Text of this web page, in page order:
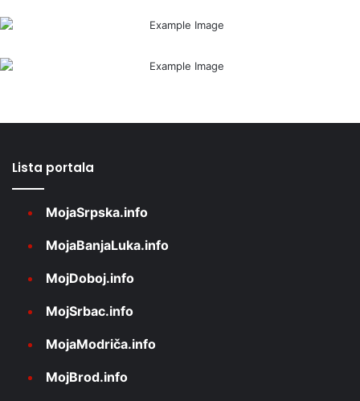
Lista portala
MojaSrpska.info
MojaBanjaLuka.info
MojDoboj.info
MojSrbac.info
MojaModriča.info
MojBrod.info